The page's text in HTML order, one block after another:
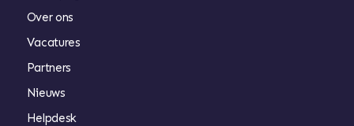
Over ons
Vacatures
Partners
Nieuws
Helpdesk